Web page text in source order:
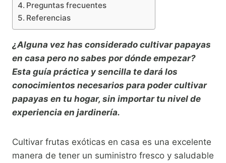
Preguntas frecuentes
Referencias
¿Alguna vez has considerado cultivar papayas
en casa pero no sabes por dónde empezar?
Esta guía práctica y sencilla te dará los
conocimientos necesarios para poder cultivar
papayas en tu hogar, sin importar tu nivel de
experiencia en jardinería.
Cultivar frutas exóticas en casa es una excelente
manera de tener un suministro fresco y saludable